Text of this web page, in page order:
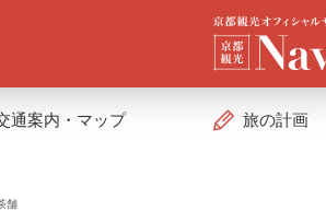
通案内・マップ 旅の計画
舗